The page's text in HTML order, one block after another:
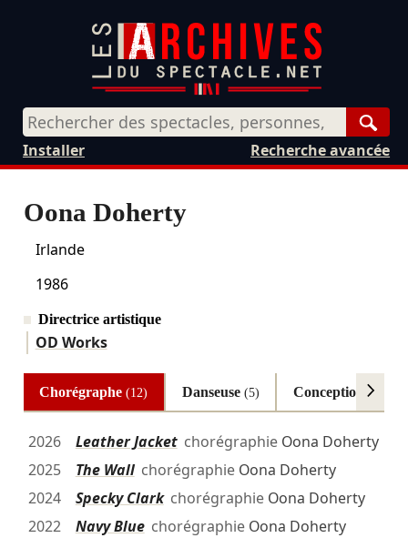
Recherche avancée
Installer
Oona Doherty
Irlande
1986
Directrice artistique
OD Works
Chorégraphe(12) Danseuse (5) Conception(3)
2026 Leather Jacketchorégraphie Oona Doherty
2025
The Wallchorégraphie Oona Doherty
2024
Specky Clarkchorégraphie Oona Doherty
2022
Navy Bluechorégraphie Oona Doherty